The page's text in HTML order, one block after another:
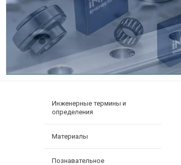
Инженерные термины и
определения
Материалы
Познавательное